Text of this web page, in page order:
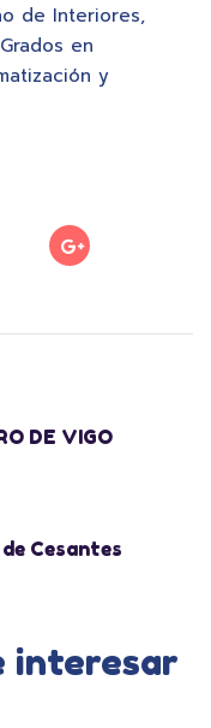
de Interiores,
en
y
DE VIGO
Cesantes
interesar